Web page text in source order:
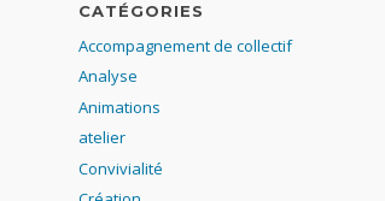
CATÉGORIES
Accompagnement de collectif
Analyse
Animations
atelier
Convivialité